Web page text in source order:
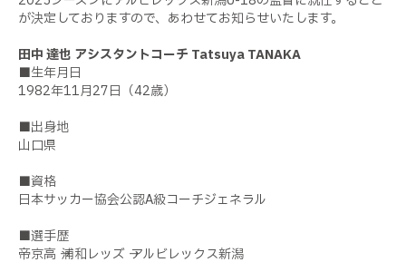
が決定しておりますので、あわせてお知らせいたします。
田中 達也 アシスタントコーチ Tatsuya TANAKA
■生年月日
1982年11月27日（42歳）
■出身地
山口県
■資格
日本サッカー協会公認A級コーチジェネラル
■選手歴
帝京高 → 浦和レッズ → アルビレックス新潟